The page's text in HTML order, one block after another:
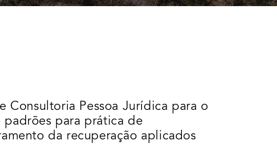
Consultoria Pessoa Jurídica para o
para prática de
da recuperação aplicados